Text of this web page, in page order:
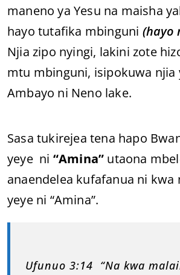
maneno ya Yesu na maisha
hayo tutafika mbinguni (hayo
Njia zipo nyingi, lakini zote
mtu mbinguni, isipokuwa njia
Ambayo ni Neno lake.
Sasa tukirejea tena hapo
yeye ni “Amina” utaona
anaendelea kufafanua ni kwa
yeye ni “Amina”.
Ufunuo 3:14 “Na kwa